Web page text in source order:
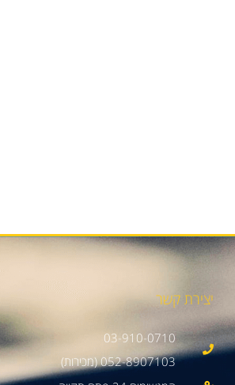
יצירת קשר
03-910-0710
052-8907103 (מכירות)